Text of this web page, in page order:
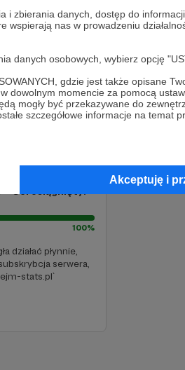
zbierania danych, dostęp do
nas w prowadzeniu
osobowych, wybierz opcję
gdzie jest także opisane
dowolnym momencie za pomocą
mogły być przekazywane do
szczegółowe informacje na temat
Akceptuję i
treść
ustawienia
100%
działać płynnie,
serwera,
stats.pl`